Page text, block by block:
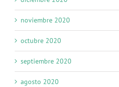
noviembre 2020
octubre 2020
septiembre 2020
agosto 2020